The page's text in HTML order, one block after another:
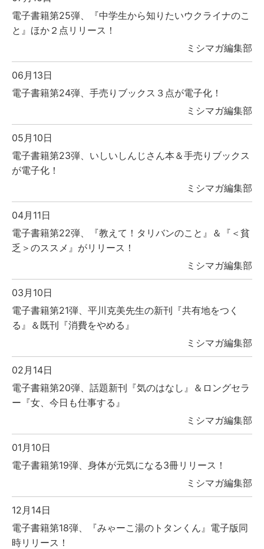
電子書籍第25弾、『中学生から知りたいウクライナのこ
と』ほか２点リリース！
ミシマガ編集部
06月13日
電子書籍第24弾、手売りブックス３点が電子化！
ミシマガ編集部
05月10日
電子書籍第23弾、いしいしんじさん本＆手売りブックス
が電子化！
ミシマガ編集部
04月11日
電子書籍第22弾、『教えて！タリバンのこと』＆『＜貧
乏＞のススメ』がリリース！
ミシマガ編集部
03月10日
電子書籍第21弾、平川克美先生の新刊『共有地をつく
る』＆既刊『消費をやめる』
ミシマガ編集部
02月14日
電子書籍第20弾、話題新刊『気のはなし』＆ロングセラ
ー『女、今日も仕事する』
ミシマガ編集部
01月10日
電子書籍第19弾、身体が元気になる3冊リリース！
ミシマガ編集部
12月14日
電子書籍第18弾、『みゃーこ湯のトタンくん』電子版同
時リリース！